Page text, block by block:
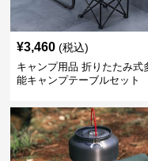
¥3,460 (税込)
キャンプ用品 折りたたみ式
能キャンプテーブルセット